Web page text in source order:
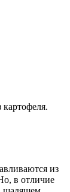
из
в отличие